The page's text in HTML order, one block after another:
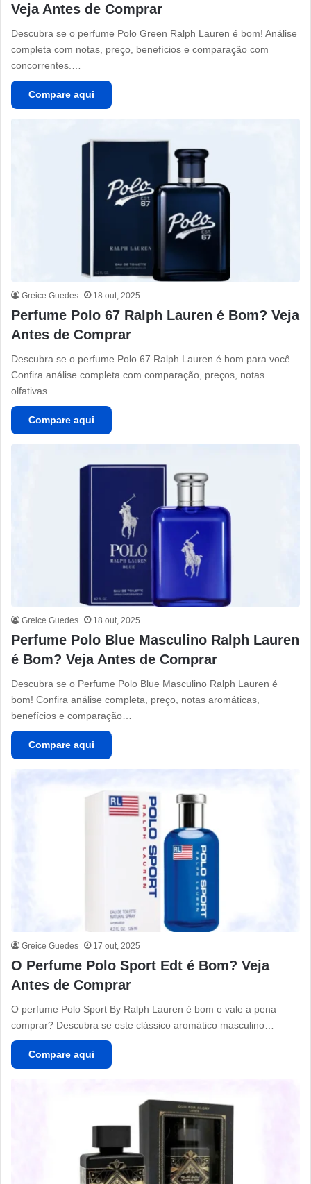
Veja Antes de Comprar
Descubra se o perfume Polo Green Ralph Lauren é bom! Análise
completa com notas, preço, benefícios e comparação com
concorrentes.…
Compare aqui
Greice Guedes 18 out, 2025
Perfume Polo 67 Ralph Lauren é Bom? Veja
Antes de Comprar
Descubra se o perfume Polo 67 Ralph Lauren é bom para você.
Confira análise completa com comparação, preços, notas
olfativas…
Compare aqui
Greice Guedes 18 out, 2025
Perfume Polo Blue Masculino Ralph Lauren
é Bom? Veja Antes de Comprar
Descubra se o Perfume Polo Blue Masculino Ralph Lauren é
bom! Confira análise completa, preço, notas aromáticas,
benefícios e comparação…
Compare aqui
Greice Guedes 17 out, 2025
O Perfume Polo Sport Edt é Bom? Veja
Antes de Comprar
O perfume Polo Sport By Ralph Lauren é bom e vale a pena
comprar? Descubra se este clássico aromático masculino…
Compare aqui